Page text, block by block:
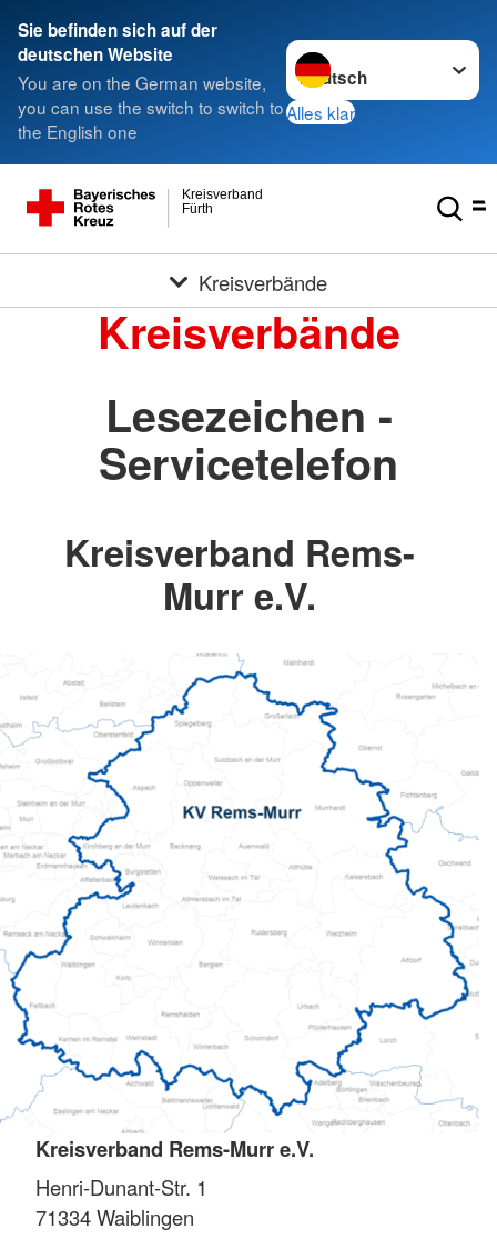
Sie befinden sich auf der
deutschen Website
You are on the German website,
you can use the switch to switch to
the English one
Sprache wechseln zu
Alles klar
Fürth
Kreisverband
Kreisverbände
Kreisverbände
Lesezeichen -
Servicetelefon
Kreisverband Rems-
Murr e.V.
Kreisverband Rems-Murr e.V.
Henri-Dunant-Str. 1
71334Waiblingen